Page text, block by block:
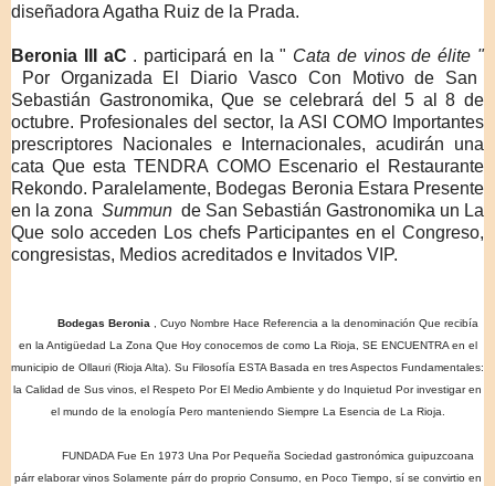
diseñadora Agatha Ruiz de la Prada.
Beronia III aC . participará en la " Cata de vinos de élite "
Por Organizada El Diario Vasco Con Motivo de San
Sebastián Gastronomika, Que se celebrará del 5 al 8 de
octubre. Profesionales del sector, la ASI COMO Importantes
prescriptores Nacionales e Internacionales, acudirán una
cata Que esta TENDRA COMO Escenario el Restaurante
Rekondo. Paralelamente, Bodegas Beronia Estara Presente
en la zona Summun de San Sebastián Gastronomika un La
Que solo acceden Los chefs Participantes en el Congreso,
congresistas, Medios acreditados e Invitados VIP.
Bodegas Beronia
, Cuyo Nombre Hace Referencia a la denominación Que recibía
en la Antigüedad La Zona Que Hoy conocemos de como La Rioja, SE ENCUENTRA en el
municipio de Ollauri (Rioja Alta). Su Filosofía ESTA Basada en tres Aspectos Fundamentales:
la Calidad de Sus vinos, el Respeto Por El Medio Ambiente y do Inquietud Por investigar en
el mundo de la enología Pero manteniendo Siempre La Esencia de La Rioja.
FUNDADA Fue En 1973 Una Por Pequeña Sociedad gastronómica guipuzcoana
párr elaborar vinos Solamente párr do proprio Consumo, en Poco Tiempo, sí se convirtio en